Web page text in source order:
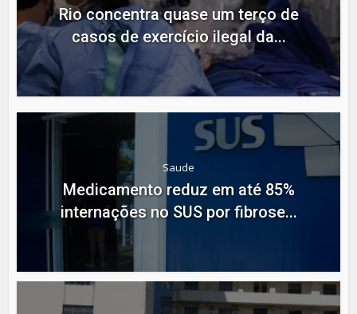
Rio concentra quase um terço de
casos de exercício ilegal da...
Saude
Medicamento reduz em até 85%
internações no SUS por fibrose...